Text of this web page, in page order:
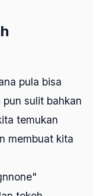
pula bisa
sulit bahkan
temukan
membuat kita